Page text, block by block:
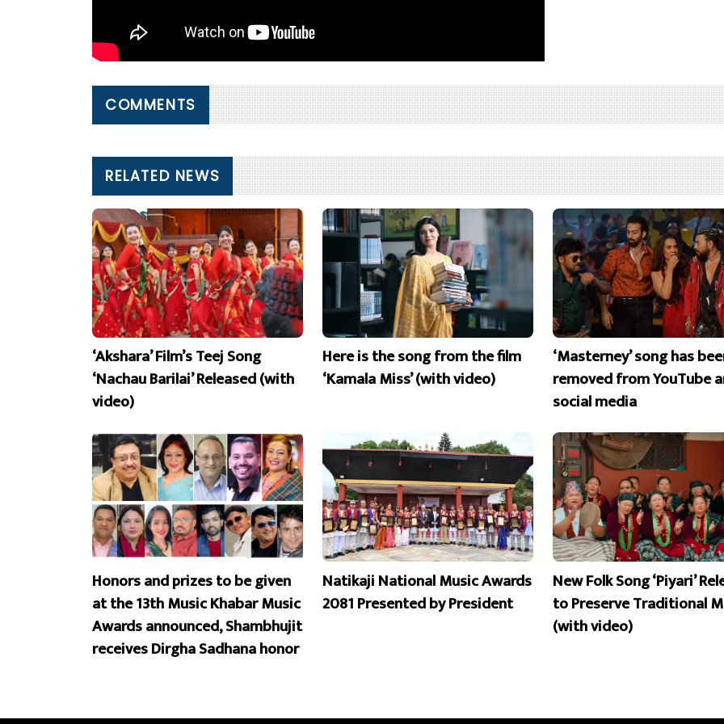
COMMENTS
RELATED NEWS
‘Akshara’ Film’s Teej Song
‘Nachau Barilai’ Released (with
video)
Here is the song from the film
‘Kamala Miss’ (with video)
‘Masterney’ song has
removed from YouTube
social media
Honors and prizes to be given
at the 13th Music Khabar Music
Awards announced, Shambhujit
receives Dirgha Sadhana honor
Natikaji National Music Awards
2081 Presented by President
New Folk Song ‘Piyari’
to Preserve Traditional
(with video)